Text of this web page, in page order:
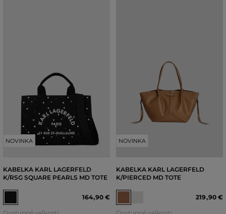
NOVINKA
KABELKA KARL LAGERFELD
K/RSG SQUARE PEARLS MD TOTE
164,90 €
NOVINKA
KABELKA KARL LAGERFELD
K/PIERCED MD TOTE
219,90 €